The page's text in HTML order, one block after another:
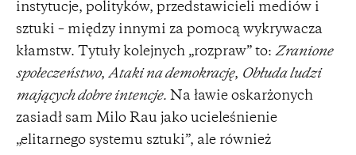
instytucje, polityków, przedstawicieli mediów i
sztuki – między innymi za pomocą wykrywacza
kłamstw. Tytuły kolejnych „rozpraw” to: Zranione
społeczeństwo, Ataki na demokrację, Obłuda ludzi
mających dobre intencje. Na ławie oskarżonych
zasiadł sam Milo Rau jako ucieleśnienie
„elitarnego systemu sztuki”, ale również